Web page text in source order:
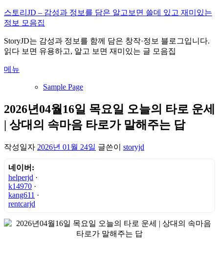
내
용
로
바
가
스토리JD – 감성과 정보를 담은 알고보면 쓸데 있고 재미있는
정보 모음집
StoryJD는 감성과 정보를 함께 담은 창작·정보 블로그입니다.
읽다 보면 유용하고, 알고 보면 재미있는 글 모음집
메뉴
Sample Page
2026년04월16일 목요일 오늘의 타로 운세
| 상대의 속마음 타로가 말해주는 답
작성일자 2026년 01월 24일 글쓴이 storyjd
네이버:
helperjd ·
k14970 ·
kang611 ·
rentcarjd